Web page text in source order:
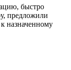
быстро
предложили
назначенному